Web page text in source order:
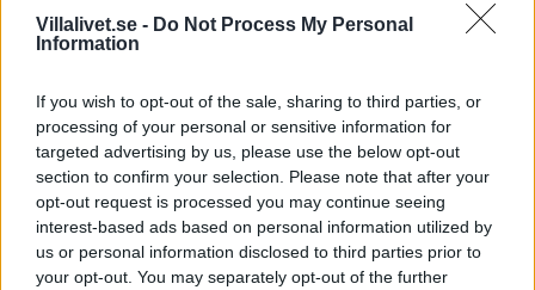
Villalivet.se - Do Not Process My Personal
Information
If you wish to opt-out of the sale, sharing to third parties, or
processing of your personal or sensitive information for
targeted advertising by us, please use the below opt-out
section to confirm your selection. Please note that after your
opt-out request is processed you may continue seeing
interest-based ads based on personal information utilized by
us or personal information disclosed to third parties prior to
your opt-out. You may separately opt-out of the further
Vecka 28
Beskrivning
Beskrivning